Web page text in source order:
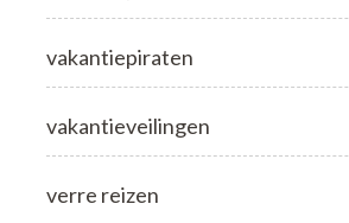
vakantiepiraten
vakantieveilingen
verre reizen